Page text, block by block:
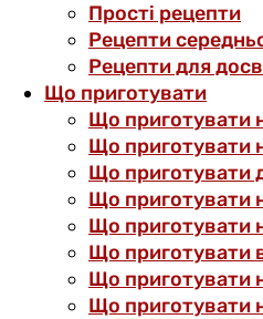
Прості рецепти
Рецепти
Рецепти для
Що приготувати
Що приготувати
Що приготувати
Що приготувати
Що приготувати
Що приготувати
Що приготувати
Що приготувати
Що приготувати